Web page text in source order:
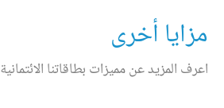
مزايا أخرى
اعرف المزيد عن مميزات بطاقاتنا الائتمانية